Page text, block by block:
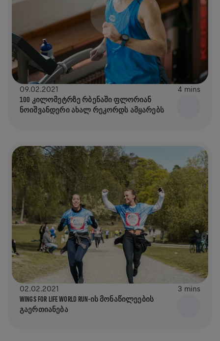
09.02.2021 4 mins
100 ᲙᲘᲚᲝᲛᲔᲢᲠᲖᲔ ᲠᲑᲔᲜᲐᲨᲘ ᲤᲚᲝᲠᲘᲐᲜ
ᲜᲝᲘᲨᲕᲐᲜᲓᲔᲠᲘ ᲐᲮᲐᲚ ᲠᲔᲙᲝᲠᲓᲡ ᲐᲛᲧᲐᲠᲔᲑᲡ
02.02.2021 3 mins
WINGS FOR LIFE WORLD RUN-ᲘᲡ ᲛᲝᲜᲐᲬᲘᲚᲔᲔᲑᲘᲡ
ᲒᲐᲔᲠᲗᲘᲐᲜᲔᲑᲐ